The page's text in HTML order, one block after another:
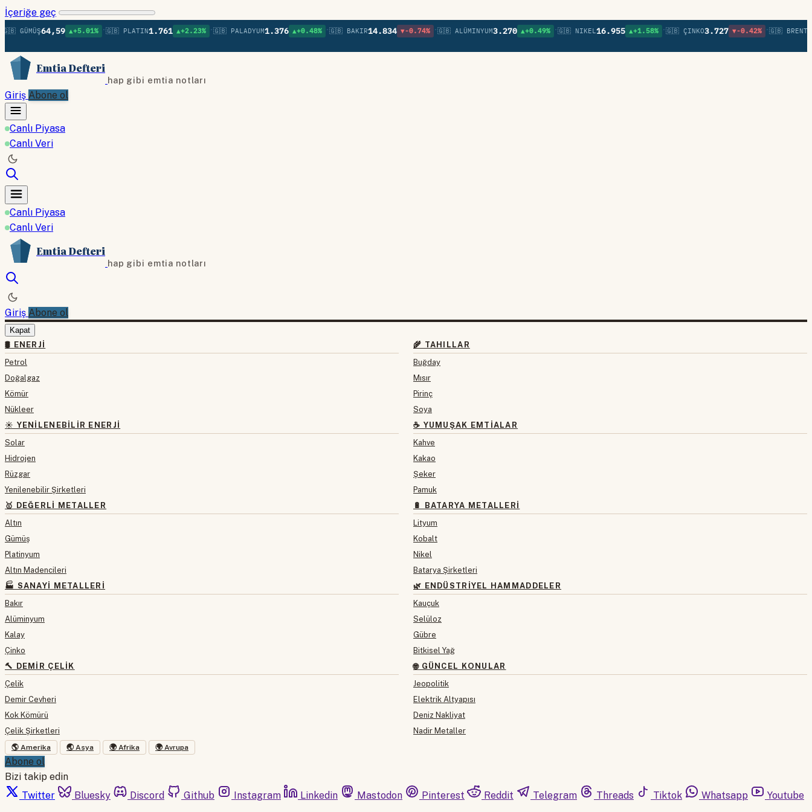
İçeriğe geç
64,59 ▲+5.01% •🇬🇧 PLATIN1.761 ▲+2.23% •🇬🇧 PALADYUM1.376 ▲+0.48% •🇬🇧 BAKIR14.834 ▼-0.74% •🇬🇧 ALÜMINYUM3.270 ▲+0.49% •🇬🇧 NIKEL16.955 ▲+1.58% •🇬🇧 ÇINKO3.727 ▼-0.42% •🇬🇧 BRENT
Emtia Defteri
hap gibi emtia notları
Giriş Abone ol
Canlı Piyasa
Canlı Veri
Canlı Piyasa
Canlı Veri
Emtia Defteri
hap gibi emtia notları
Giriş Abone ol
Kapat
🛢 ENERJI
Petrol
Doğalgaz
Kömür
Nükleer
☀️ YENILENEBILIR ENERJI
Solar
Hidrojen
Rüzgar
Yenilenebilir Şirketleri
🥇 DEĞERLI METALLER
Altın
Gümüş
Platinyum
Altın Madencileri
🏭 SANAYI METALLERI
Bakır
Alüminyum
Kalay
Çinko
🔨 DEMIR ÇELIK
Çelik
Demir Cevheri
Kok Kömürü
Çelik Şirketleri
🌾 TAHILLAR
Buğday
Mısır
Pirinç
Soya
☕ YUMUŞAK EMTIALAR
Kahve
Kakao
Şeker
Pamuk
🔋 BATARYA METALLERI
Lityum
Kobalt
Nikel
Batarya Şirketleri
🌿 ENDÜSTRIYEL HAMMADDELER
Kauçuk
Selüloz
Gübre
Bitkisel Yağ
🌐 GÜNCEL KONULAR
Jeopolitik
Elektrik Altyapısı
Deniz Nakliyat
Nadir Metaller
🌎 Amerika 🌏 Asya 🌍 Afrika 🌍 Avrupa
Abone ol
Bizi takip edin
Twitter
Bluesky Discord Github Instagram Linkedin Mastodon Pinterest Reddit Telegram Threads Tiktok Whatsapp Youtube